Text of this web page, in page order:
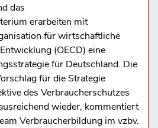
das
erarbeiten mit
für wirtschaftliche
(OECD) eine
für Deutschland. Die
für die Strategie
des Verbraucherschutzes
wieder, kommentiert
Verbraucherbildung im vzbv.